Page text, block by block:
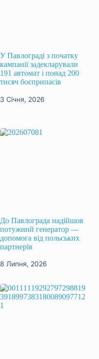
У Павлограді з початку
кампанії задекларували
191 автомат і понад 200
тисяч боєприпасів
3 Січня, 2026
До Павлограда надійшов
потужний генератор —
допомога від польських
партнерів
8 Липня, 2026